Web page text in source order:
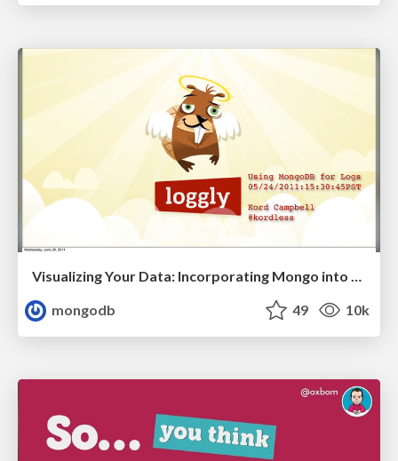
mongodb
49 10k